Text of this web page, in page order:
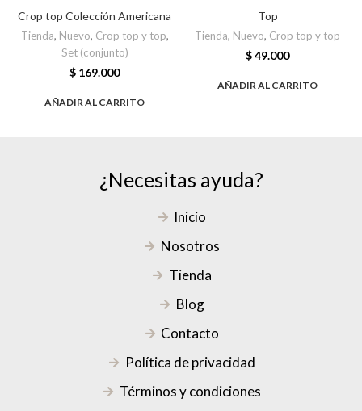
Crop top Colección Americana
Tienda, Nuevo, Crop top y top,
Set (conjunto)
$ 169.000
AÑADIR AL CARRITO
Top
Tienda, Nuevo, Crop top y top
$49.000
AÑADIR AL CARRITO
¿Necesitas ayuda?
Inicio
Nosotros
Tienda
Blog
Contacto
Política de privacidad
Términos y condiciones